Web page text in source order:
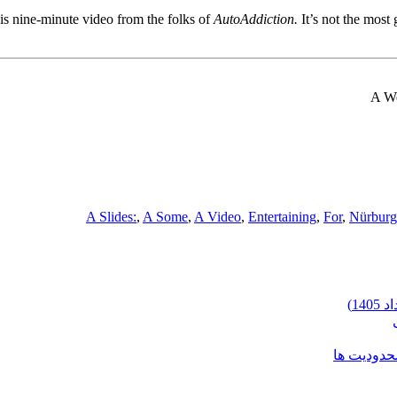
nine-minute video from the folks ofAutoAddiction. It’s not the
A
A Slides:, A Some, A Video, Entertaining, For,
ها